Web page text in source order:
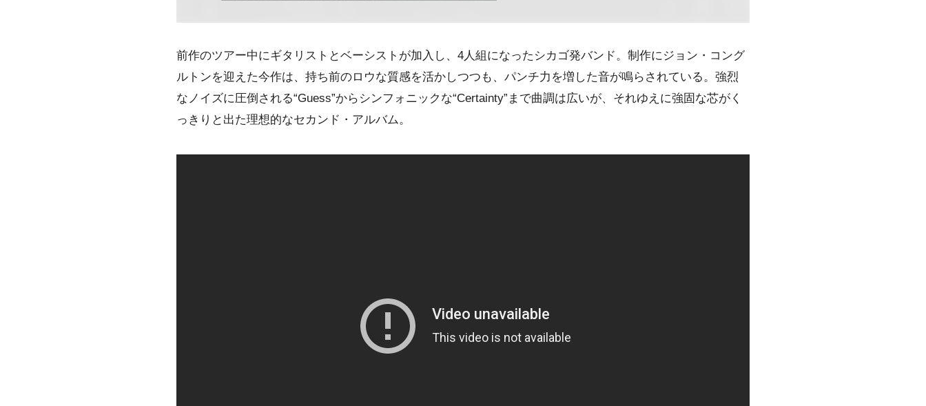
前作のツアー中にギタリストとベーシストが加入し、4人組になったシカゴ発バンド。制作にジョン・コング
ルトンを迎えた今作は、持ち前のロウな質感を活かしつつも、パンチ力を増した音が鳴らされている。強烈
なノイズに圧倒される“Guess”からシンフォニックな“Certainty”まで曲調は広いが、それゆえに強固な芯がく
っきりと出た理想的なセカンド・アルバム。